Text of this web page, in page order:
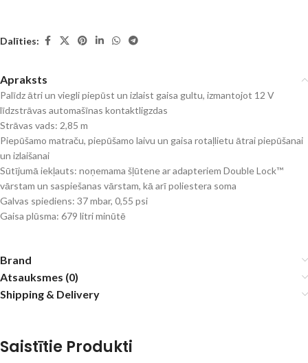
Dalīties:
Apraksts
Palīdz ātri un viegli piepūst un izlaist gaisa gultu, izmantojot 12 V
līdzstrāvas automašīnas kontaktligzdas
Strāvas vads: 2,85 m
Piepūšamo matraču, piepūšamo laivu un gaisa rotaļlietu ātrai piepūšanai
un izlaišanai
Sūtījumā iekļauts: noņemama šļūtene ar adapteriem Double Lock™
vārstam un saspiešanas vārstam, kā arī poliestera soma
Galvas spiediens: 37 mbar, 0,55 psi
Gaisa plūsma: 679 litri minūtē
Brand
Atsauksmes (0)
Shipping & Delivery
Saistītie Produkti